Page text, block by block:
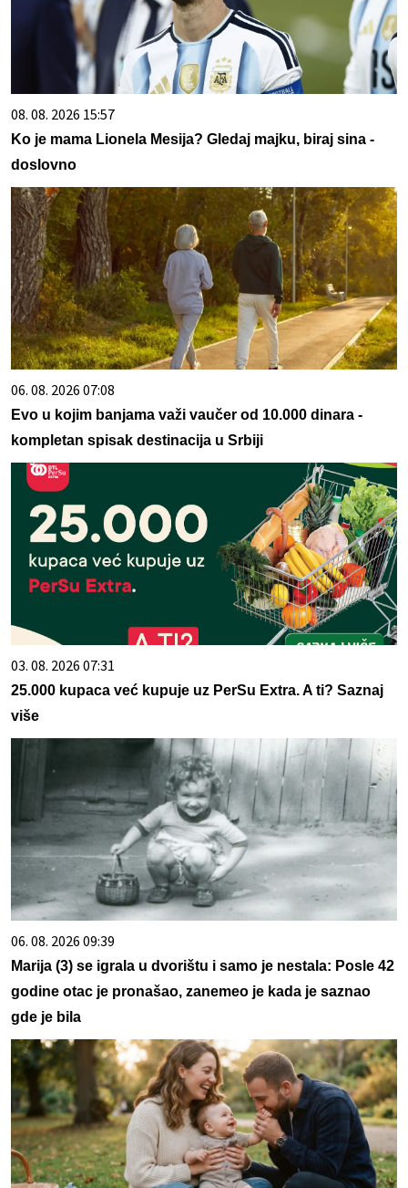
08. 08. 2026 15:57
Ko je mama Lionela Mesija? Gledaj majku, biraj sina -
doslovno
06. 08. 2026 07:08
Evo u kojim banjama važi vaučer od 10.000 dinara -
kompletan spisak destinacija u Srbiji
03. 08. 2026 07:31
25.000 kupaca već kupuje uz PerSu Extra. A ti? Saznaj
više
06. 08. 2026 09:39
Marija (3) se igrala u dvorištu i samo je nestala: Posle 42
godine otac je pronašao, zanemeo je kada je saznao
gde je bila